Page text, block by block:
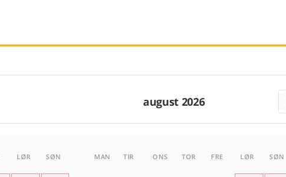
august 2026
LØR SØN MAN TIR ONS TOR FRE LØR SØN